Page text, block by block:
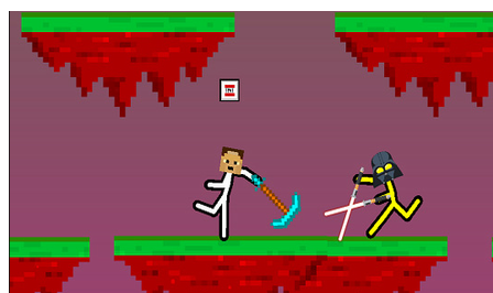
3、连招组合逻辑：通
特殊终结动画
4、赛季冲分要领：掌
容灵活调整战术策略